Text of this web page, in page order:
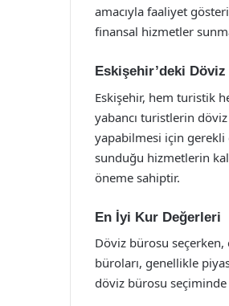
amacıyla faaliyet
finansal hizmetler
Eskişehir’deki Döviz
Eskişehir, hem turistik
yabancı turistlerin döviz
yapabilmesi için gerekli
sunduğu hizmetlerin
öneme sahiptir.
En İyi Kur Değerleri
Döviz bürosu
büroları, genellikle
döviz bürosu